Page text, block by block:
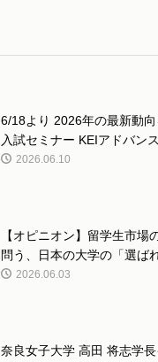
6/18より 2026年の最新動
入試セミナー KEIアドバンス
2026.06.10
【オピニオン】留学生市場
問う、日本の大学の「選ば
2026.06.03
奈良女子大学 高田 将志学